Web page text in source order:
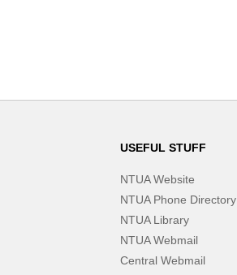
USEFUL STUFF
NTUA Website
NTUA Phone Directory
NTUA Library
NTUA Webmail
Central Webmail